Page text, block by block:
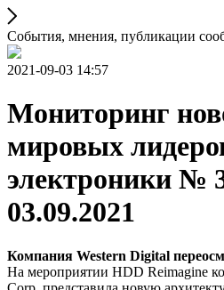
События, мнения, публикации
2021-09-03 14:57
Мониторинг
мировых
электроники №
03.09.2021
Компания Western Digital
На мероприятии HDD Reimagine